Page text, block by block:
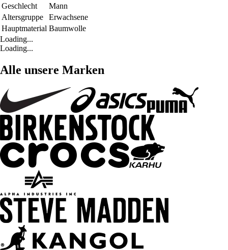
Geschlecht
Mann
Altersgruppe
Erwachsene
Hauptmaterial Baumwolle
Loading...
Loading...
Alle unsere Marken